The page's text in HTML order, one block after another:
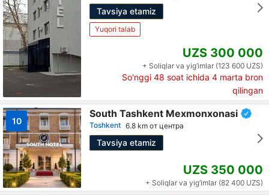
Tavsiya etamiz
Yuqori talab
UZS 300 000
+ Soliqlar va yig‘imlar (123 600 UZS)
So'nggi 48 soat ichida 4 marta bron
qilingan
10
South Tashkent Mexmonxonasi
Toshkent 6.8 km от центра
Tavsiya etamiz
UZS 350 000
+ Soliqlar va yig‘imlar (82 400 UZS)